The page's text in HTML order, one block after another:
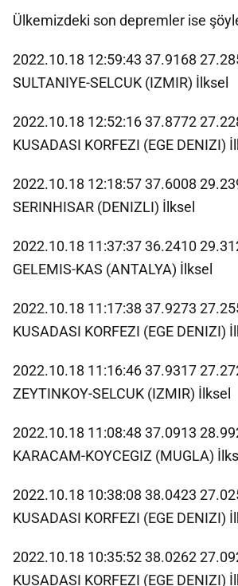
Ülkemizdeki son depremler ise
2022.10.18 12:59:43 37.9168
SULTANIYE-SELCUK (IZMIR) İlksel
2022.10.18 12:52:16 37.8772
KUSADASI KORFEZI (EGE DENIZI)
2022.10.18 12:18:57 37.6008
SERINHISAR (DENIZLI) İlksel
2022.10.18 11:37:37 36.2410
GELEMIS-KAS (ANTALYA) İlksel
2022.10.18 11:17:38 37.9273
KUSADASI KORFEZI (EGE DENIZI)
2022.10.18 11:16:46 37.9317
ZEYTINKOY-SELCUK (IZMIR) İlksel
2022.10.18 11:08:48 37.0913
KARACAM-KOYCEGIZ (MUGLA)
2022.10.18 10:38:08 38.0423
KUSADASI KORFEZI (EGE DENIZI)
2022.10.18 10:35:52 38.0262
KUSADASI KORFEZI (EGE DENIZI)